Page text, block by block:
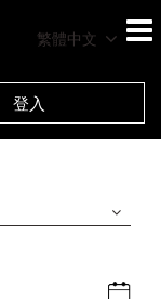
繁體中文
登入